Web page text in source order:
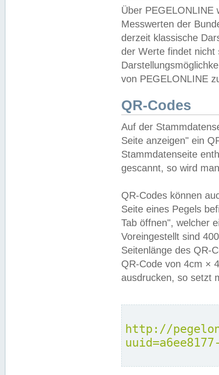
Über PEGELONLINE
Messwerten der
derzeit klassische
der Werte findet
von PEGELONLINE
QR-Codes
Auf der
Seite anzeigen" ein
Stammdatenseite
gescannt, so wird
QR-Codes können
Seite eines Pegels
Tab öffnen", welcher
Voreingestellt sind
Seitenlänge des QR-
QR-Code von 4cm ×
ausdrucken, so setzt
http://